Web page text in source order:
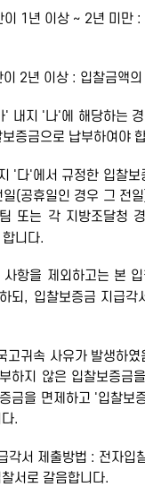
이상 ~ 2년 미만 :
이상 : 입찰금액의
'나'에 해당하는 경
보증금으로 납부하여야
'에서 규정한 입찰보
일(공휴일인 경우 그 전
또는 각 지방조달청
니다.
을 제외하고는 본 입
되, 입찰보증금 지급각
귀속 사유가 발생하였
하지 않은 입찰보증금
금을 면제하고 '입찰보
.
서 제출방법 : 전자입
서로 갈음합니다.